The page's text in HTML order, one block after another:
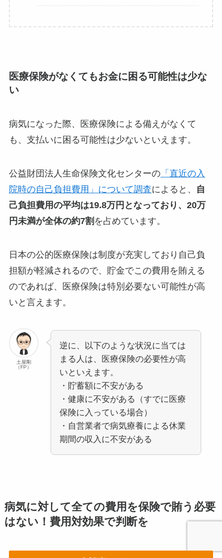
医療保険がなくてもお金に困る可能性は少な
い
病気になった際、医療保険による備えがなくて
も、支払いに困る可能性は少ないといえます。
公益財団法人生命保険文化センターの「直近の入
院時の自己負担費用」について調査によると、
自
己負担費用の平均は19.8万円となっており、20万
円未満が全体の約7割 を占めています。
日本の公的医療保険は制度が充実しており自己負
担額が軽減されるので、貯金でこの費用を賄える
のであれば、医療保険は特別必要ない可能性が高
いと言えます。
土屋剛
（FP）
逆に、以下のような状況に当ては
まる人は、医療保険の必要性が高
いといえます。
・貯蓄額に不安がある
・健康に不安がある（すでに医療
保険に入っている場合）
・自営業者で病気療養による休業
期間の収入に不安がある
病気に対して全ての費用を保険で賄う必要
はない！費用対効果で判断を